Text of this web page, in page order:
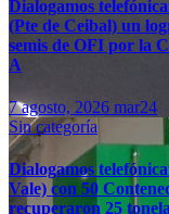
Dialogamos
(Pte de Ceibal) un
semis de OFI por la
A
7 agosto, 2026 mar24
Sin categoría
Dialogamos
Vale) con 50
recuperaron 25